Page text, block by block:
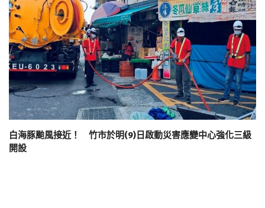
白海豚颱風接近！ 竹市於明(9)日啟動災害應變中心強化三級
開設